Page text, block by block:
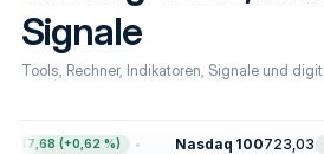
Signale
Tools, Rechner, Indikatoren, Signale und
(+0,62 %) Nasdaq 100723,03